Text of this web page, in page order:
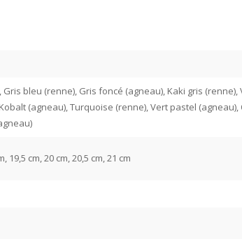
bleu (renne), Gris foncé (agneau), Kaki gris
(agneau), Turquoise (renne), Vert pastel (agneau),
19,5 cm, 20 cm, 20,5 cm, 21 cm